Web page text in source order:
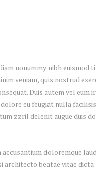
nonummy nibh euismod
veniam, quis nostrud
Duis autem vel eum
eu feugiat nulla
zzril delenit augue duis
doloremque
architecto beatae vitae dicta